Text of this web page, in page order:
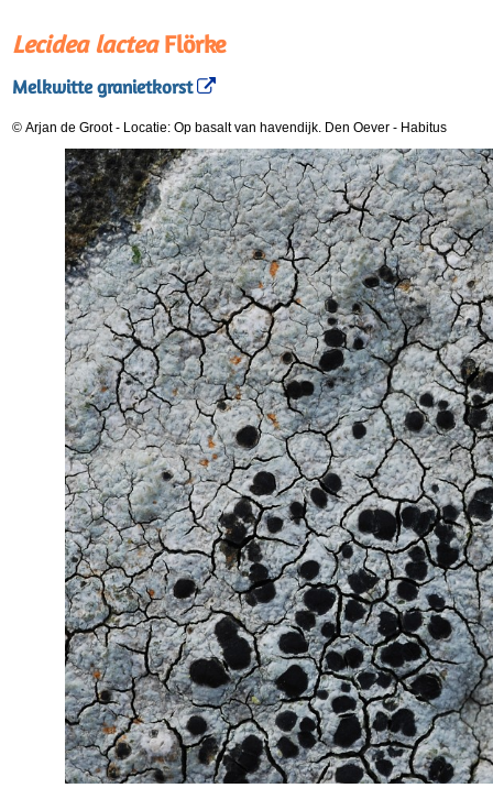
Lecidea lacteaFlörke
Melkwitte granietkorst
© Arjan de Groot- Locatie: Op basalt van havendijk. Den Oever - Habitus